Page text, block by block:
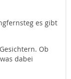
es gibt
Ob
dabei